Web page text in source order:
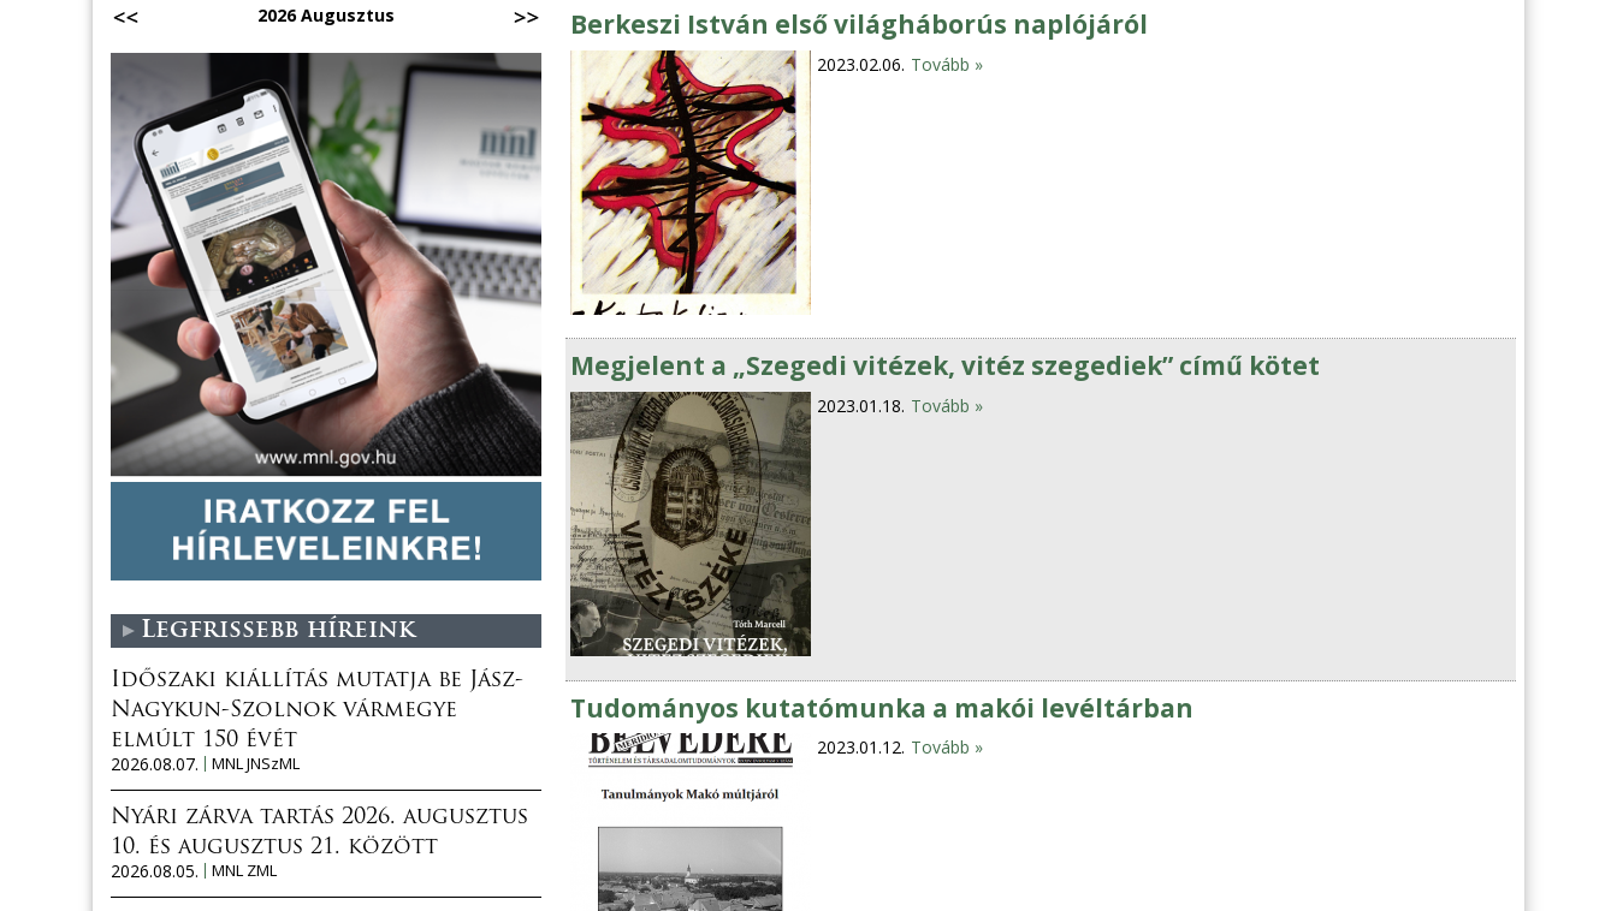
Berkeszi István első világháborús naplójáról
2023.02.06. Tovább »
Megjelent a „Szegedi vitézek, vitéz szegediek” című kötet
2023.01.18. Tovább »
Tudományos kutatómunka a makói levéltárban
2023.01.12. Tovább »
2026 Augusztus
Legfrissebb híreink
Időszaki kiállítás mutatja be Jász-
Nagykun-Szolnok vármegye
elmúlt 150 évét
2026.08.07.
MNL JNSzML
Nyári zárva tartás 2026. augusztus
10. és augusztus 21. között
2026.08.05.
MNL ZML